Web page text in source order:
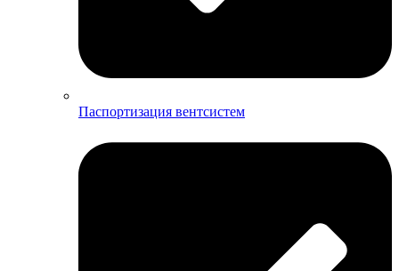
Паспортизация вентсистем